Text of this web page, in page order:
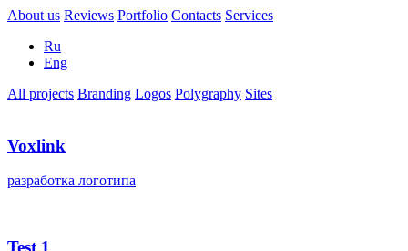
About us Reviews Portfolio Contacts Services
Ru
Eng
All projects Branding Logos Polygraphy Sites
Voxlink
разработка логотипа
Test 1